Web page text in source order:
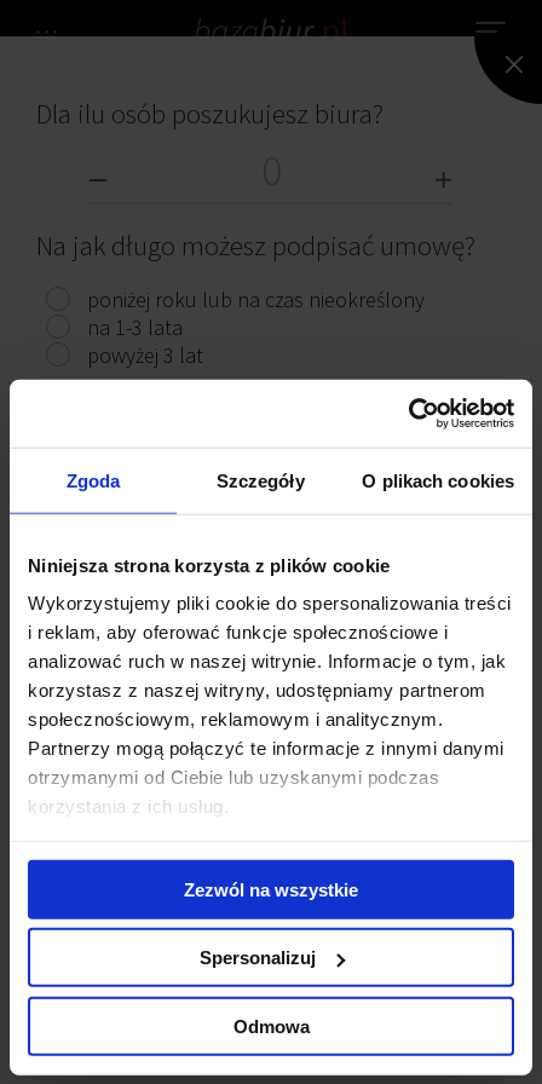
Zgoda Szczegóły O plikach cookies
Niniejsza strona korzysta z plików cookie
Wykorzystujemy pliki cookie do spersonalizowania treści
i reklam, aby oferować funkcje społecznościowe i
analizować ruch w naszej witrynie. Informacje o tym, jak
korzystasz z naszej witryny, udostępniamy partnerom
społecznościowym, reklamowym i analitycznym.
Partnerzy mogą połączyć te informacje z innymi danymi
otrzymanymi od Ciebie lub uzyskanymi podczas
korzystania z ich usług.
Zezwól na wszystkie
Spersonalizuj
Odmowa
NIE ZNALEZIONO ŻADNEGO BIURA.
Przeczytaj ciekawe artykuły
Gigantyczny
kompleks
biurowo-
hotelowy na
finiszu budowy
Modernizacja
kompleksu Diuna
- nowe centrum
konferencyjne
otwarte
Skontaktuj się z nami
Jones Lang LaSalle Sp. z o.o.
Dla ilu osób poszukujesz biura?
Na jak długo możesz podpisać umowę?
poniżej roku lub na czas nieokreślony
na 1-3 lata
powyżej 3 lat